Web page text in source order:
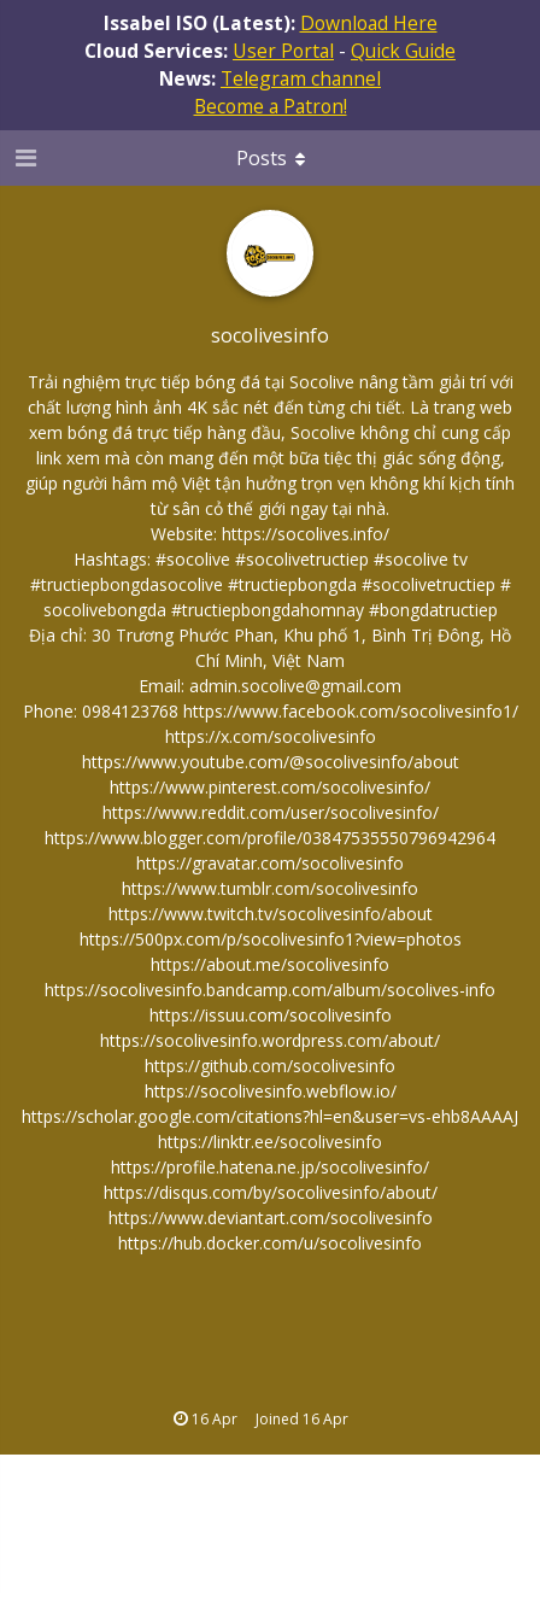
Issabel ISO (Latest): Download Here
Cloud Services: User Portal - Quick Guide
News: Telegram channel
Become a Patron!
socolivesinfo
Trải nghiệm trực tiếp bóng đá tại Socolive nâng tầm giải trí với
chất lượng hình ảnh 4K sắc nét đến từng chi tiết. Là trang web
xem bóng đá trực tiếp hàng đầu, Socolive không chỉ cung cấp
link xem mà còn mang đến một bữa tiệc thị giác sống động,
giúp người hâm mộ Việt tận hưởng trọn vẹn không khí kịch tính
từ sân cỏ thế giới ngay tại nhà.
Website: https://socolives.info/
Hashtags: #socolive #socolivetructiep #socolive tv
#tructiepbongdasocolive #tructiepbongda #socolivetructiep #
socolivebongda #tructiepbongdahomnay #bongdatructiep
Địa chỉ: 30 Trương Phước Phan, Khu phố 1, Bình Trị Đông, Hồ
Chí Minh, Việt Nam
Email: admin.socolive@gmail.com
Phone: 0984123768 https://www.facebook.com/socolivesinfo1/
https://x.com/socolivesinfo
https://www.youtube.com/@socolivesinfo/about
https://www.pinterest.com/socolivesinfo/
https://www.reddit.com/user/socolivesinfo/
https://www.blogger.com/profile/03847535550796942964
https://gravatar.com/socolivesinfo
https://www.tumblr.com/socolivesinfo
https://www.twitch.tv/socolivesinfo/about
https://500px.com/p/socolivesinfo1?view=photos
https://about.me/socolivesinfo
https://socolivesinfo.bandcamp.com/album/socolives-info
https://issuu.com/socolivesinfo
https://socolivesinfo.wordpress.com/about/
https://github.com/socolivesinfo
https://socolivesinfo.webflow.io/
https://scholar.google.com/citations?hl=en&user=vs-ehb8AAAAJ
https://linktr.ee/socolivesinfo
https://profile.hatena.ne.jp/socolivesinfo/
https://disqus.com/by/socolivesinfo/about/
https://www.deviantart.com/socolivesinfo
https://hub.docker.com/u/socolivesinfo
16 Apr Joined 16 Apr
Posts